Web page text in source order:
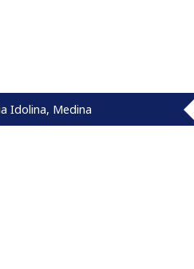
Idolina, Medina